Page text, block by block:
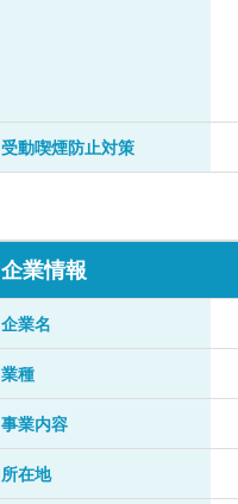
受動喫煙防止対策
企業情報
企業名
業種
事業内容
所在地